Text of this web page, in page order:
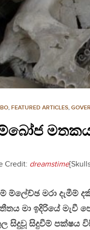
, FEATURED ARTICLES,
Credit: dreamstime
ම්ලේච්ඡ මරා දැමීම්
මා ඉදිරියේ මැවී
සිදුවූ සිදුවීම් පක්ෂය